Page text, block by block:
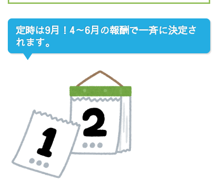
定時は9月！4～6月の報酬で一斉に決定さ
れます。